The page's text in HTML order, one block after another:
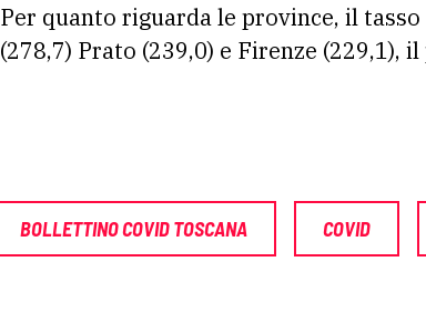
Per quanto riguarda le province, il
(278,7) Prato (239,0) e Firenze (229,1),
BOLLETTINO COVID TOSCANA COVID